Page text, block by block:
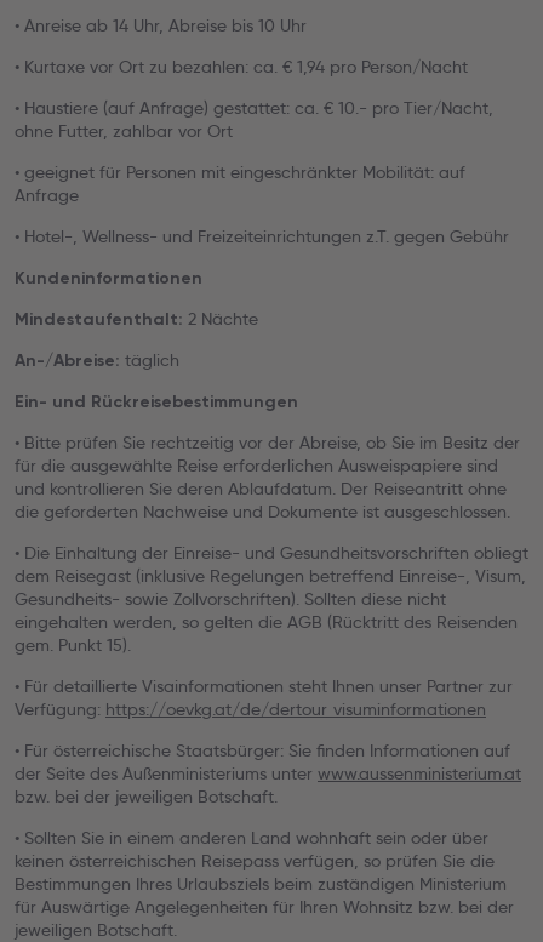
• Anreise ab 14 Uhr, Abreise bis 10 Uhr
• Kurtaxe vor Ort zu bezahlen: ca. € 1,94 pro Person/Nacht
• Haustiere (auf Anfrage) gestattet: ca. € 10.- pro Tier/Nacht,
ohne Futter, zahlbar vor Ort
• geeignet für Personen mit eingeschränkter Mobilität: auf
Anfrage
• Hotel-, Wellness- und Freizeiteinrichtungen z.T. gegen Gebühr
Kundeninformationen
Mindestaufenthalt: 2 Nächte
An-/Abreise: täglich
Ein- und Rückreisebestimmungen
• Bitte prüfen Sie rechtzeitig vor der Abreise, ob Sie im Besitz der
für die ausgewählte Reise erforderlichen Ausweispapiere sind
und kontrollieren Sie deren Ablaufdatum. Der Reiseantritt ohne
die geforderten Nachweise und Dokumente ist ausgeschlossen.
• Die Einhaltung der Einreise- und Gesundheitsvorschriften obliegt
dem Reisegast (inklusive Regelungen betreffend Einreise-, Visum,
Gesundheits- sowie Zollvorschriften). Sollten diese nicht
eingehalten werden, so gelten die AGB (Rücktritt des Reisenden
gem. Punkt 15).
• Für detaillierte Visainformationen steht Ihnen unser Partner zur
Verfügung: https://oevkg.at/de/dertour_visuminformationen
• Für österreichische Staatsbürger: Sie finden Informationen auf
der Seite des Außenministeriums unter www.aussenministerium.at
bzw. bei der jeweiligen Botschaft.
• Sollten Sie in einem anderen Land wohnhaft sein oder über
keinen österreichischen Reisepass verfügen, so prüfen Sie die
Bestimmungen Ihres Urlaubsziels beim zuständigen Ministerium
für Auswärtige Angelegenheiten für Ihren Wohnsitz bzw. bei der
jeweiligen Botschaft.